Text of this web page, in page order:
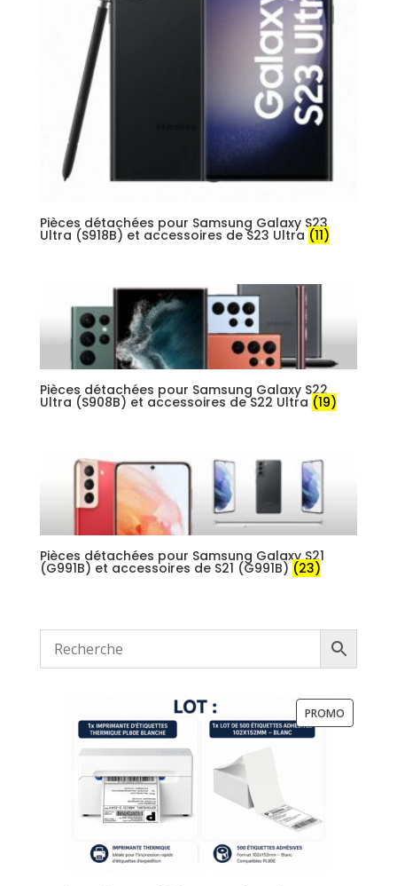
Pièces détachées pour Samsung Galaxy S23
Ultra (S918B) et accessoires de S23 Ultra (11)
Pièces détachées pour Samsung Galaxy S22
Ultra (S908B) et accessoires de S22 Ultra (19)
Pièces détachées pour Samsung Galaxy S21
(G991B) et accessoires de S21 (G991B) (23)
PROMO